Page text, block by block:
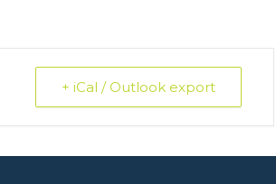
+ iCal / Outlook export